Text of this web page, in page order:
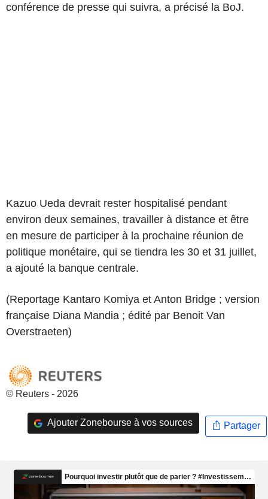
conférence de presse qui suivra, a précisé la BoJ.
Kazuo Ueda devrait rester hospitalisé pendant
environ deux semaines, travailler à distance et être
en mesure de participer à la prochaine réunion de
politique monétaire, qui se tiendra les 30 et 31 juillet,
a ajouté la banque centrale.
(Reportage Kantaro Komiya et Anton Bridge ; version
française Diana Mandia ; édité par Benoit Van
Overstraeten)
© Reuters - 2026
Ajouter Zonebourse à vos sources Partager